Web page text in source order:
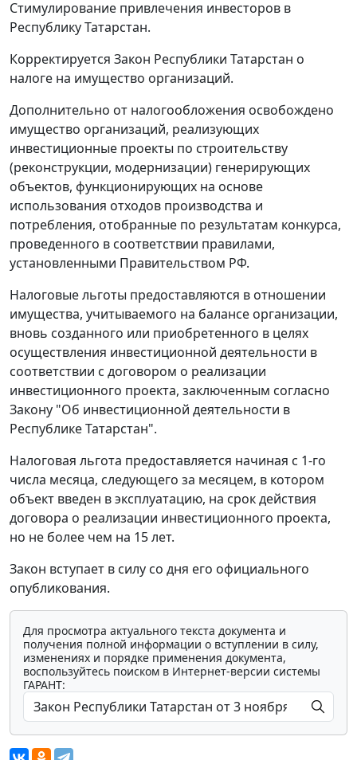
Стимулирование привлечения инвесторов в
Республику Татарстан.
Корректируется Закон Республики Татарстан о
налоге на имущество организаций.
Дополнительно от налогообложения освобождено
имущество организаций, реализующих
инвестиционные проекты по строительству
(реконструкции, модернизации) генерирующих
объектов, функционирующих на основе
использования отходов производства и
потребления, отобранные по результатам конкурса,
проведенного в соответствии правилами,
установленными Правительством РФ.
Налоговые льготы предоставляются в отношении
имущества, учитываемого на балансе организации,
вновь созданного или приобретенного в целях
осуществления инвестиционной деятельности в
соответствии с договором о реализации
инвестиционного проекта, заключенным согласно
Закону "Об инвестиционной деятельности в
Республике Татарстан".
Налоговая льгота предоставляется начиная с 1-го
числа месяца, следующего за месяцем, в котором
объект введен в эксплуатацию, на срок действия
договора о реализации инвестиционного проекта,
но не более чем на 15 лет.
Закон вступает в силу со дня его официального
опубликования.
Для просмотра актуального текста документа и
получения полной информации о вступлении в силу,
изменениях и порядке применения документа,
воспользуйтесь поиском в Интернет-версии системы
ГАРАНТ: